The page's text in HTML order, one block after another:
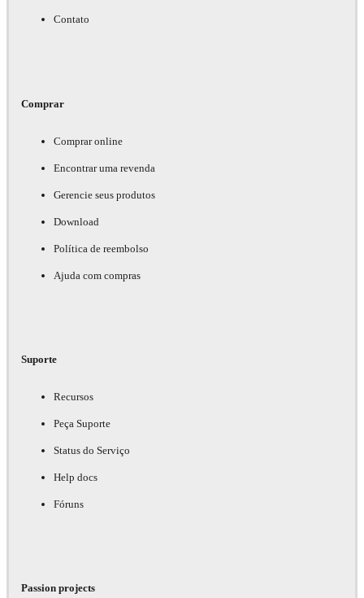
Contato
Comprar
Comprar online
Encontrar uma revenda
Gerencie seus produtos
Download
Política de reembolso
Ajuda com compras
Suporte
Recursos
Peça Suporte
Status do Serviço
Help docs
Fóruns
Passion projects